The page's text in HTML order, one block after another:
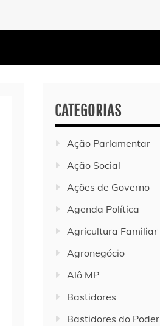
CATEGORIAS
Ação Parlamentar
Ação Social
Ações de Governo
Agenda Política
Agricultura Familiar
Agronegócio
Alô MP
Bastidores
Bastidores do Poder